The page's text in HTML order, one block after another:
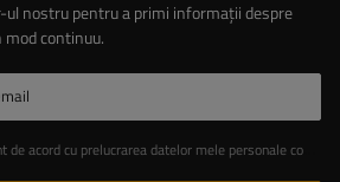
nostru pentru a primi informații despre
continuu.
personale conținute în formularul de contact în conformitate cu Regulamentul Parlamentului European și al Consiliului (UE)